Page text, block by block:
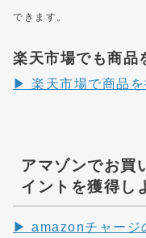
できます。
楽天市場でも商品
▶︎ 楽天市場で商品を
アマゾンでお買
イントを獲得し
▶︎ amazonチャージ